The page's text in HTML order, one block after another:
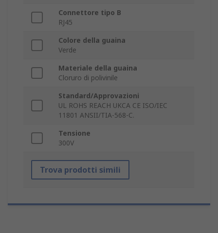
Connettore tipo B
RJ45
Colore della guaina
Verde
Materiale della guaina
Cloruro di polivinile
Standard/Approvazioni
UL ROHS REACH UKCA CE ISO/IEC
11801 ANSII/TIA-568-C.
Tensione
300V
Trova prodotti simili